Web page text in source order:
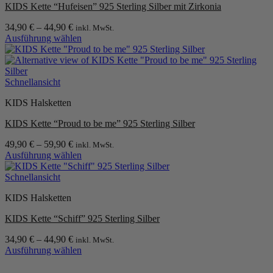
auf.
Optionen
können
auf
der
Produktseite
gewählt
KIDS Kette “Hufeisen” 925 Sterling Silber mit Zirkonia
34,90 € – 44,90 € inkl. MwSt.
Ausführung wählen
Dieses
Produkt
weist
mehrere
auf.
Optionen
auf
der
Produktseite
gewählt
Schnellansicht
KIDS Halsketten
KIDS Kette “Proud to be me” 925 Sterling Silber
49,90 € – 59,90 € inkl. MwSt.
Ausführung wählen
Dieses
Produkt
mehrere
auf.
Optionen
können
Schnellansicht
KIDS Halsketten
KIDS Kette “Schiff” 925 Sterling Silber
34,90 € – 44,90 € inkl. MwSt.
Ausführung wählen